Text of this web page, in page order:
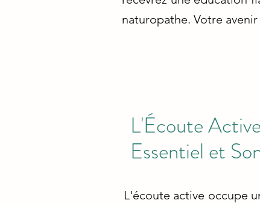
naturopathe. Votre
L'Écoute
Essentiel et
L'écoute active occupe